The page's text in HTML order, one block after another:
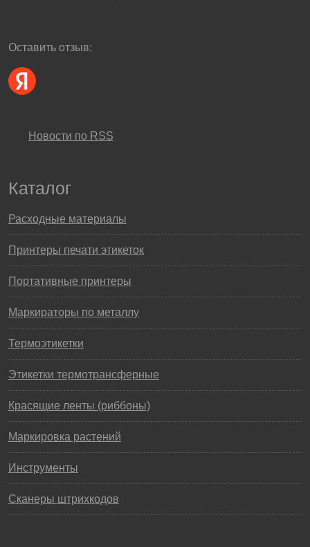
Оставить отзыв:
Новости по RSS
Каталог
Расходные материалы
Принтеры печати этикеток
Портативные принтеры
Маркираторы по металлу
Термоэтикетки
Этикетки термотрансферные
Красящие ленты (риббоны)
Маркировка растений
Инструменты
Сканеры штрихкодов